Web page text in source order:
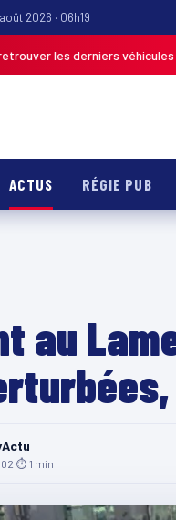
2026 · 06h19
véhicules concernés
ACTUS RÉGIE PUB
au
⏱ 1 min